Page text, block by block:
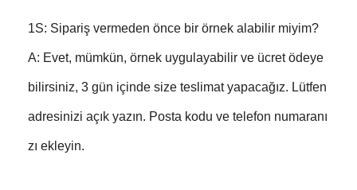
1S: Sipariş vermeden önce bir örnek alabilir miyim?
A: Evet, mümkün, örnek uygulayabilir ve ücret ödeye
bilirsiniz, 3 gün içinde size teslimat yapacağız. Lütfen
adresinizi açık yazın. Posta kodu ve telefon numaranı
zı ekleyin.